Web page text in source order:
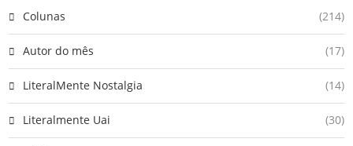
Colunas (214)
Autor do mês (17)
LiteralMente Nostalgia (14)
Literalmente Uai (30)